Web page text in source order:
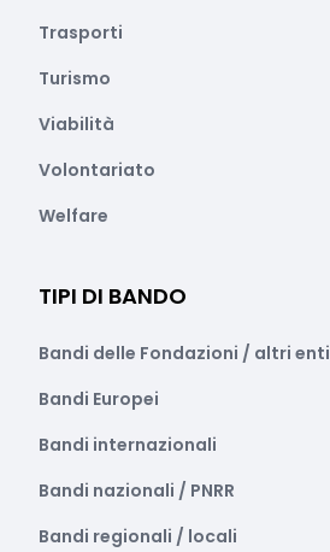
Trasporti
Turismo
Viabilità
Volontariato
Welfare
TIPI DI BANDO
Bandi delle Fondazioni / altri enti
Bandi Europei
Bandi internazionali
Bandi nazionali / PNRR
Bandi regionali / locali